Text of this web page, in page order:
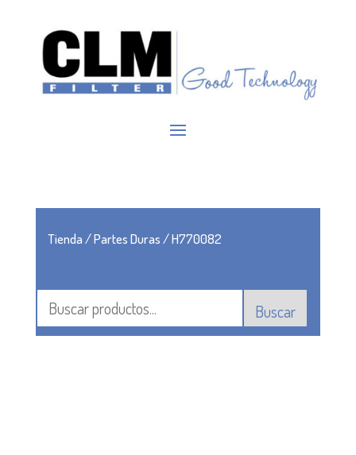
Tienda/Partes Duras/ H770082
Buscar